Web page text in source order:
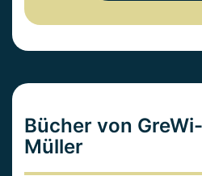
Bücher von
Müller